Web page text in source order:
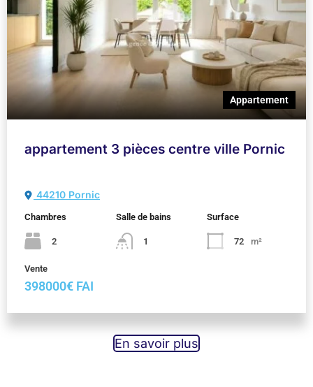
Appartement
appartement 3 pièces centre ville Pornic
44210 Pornic
Chambres
2
Salle de bains
1
Surface
72 m²
Vente
398000€ FAI
En savoir plus